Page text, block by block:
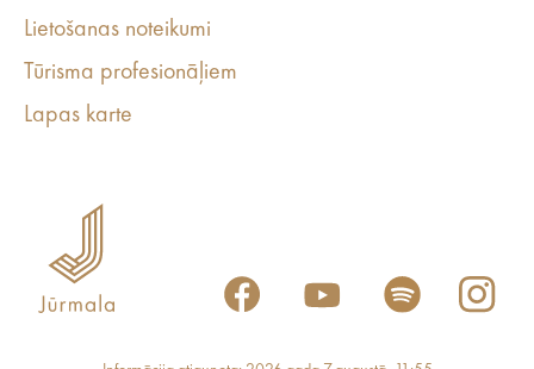
Lietošanas noteikumi
Tūrisma profesionāļiem
Lapas karte